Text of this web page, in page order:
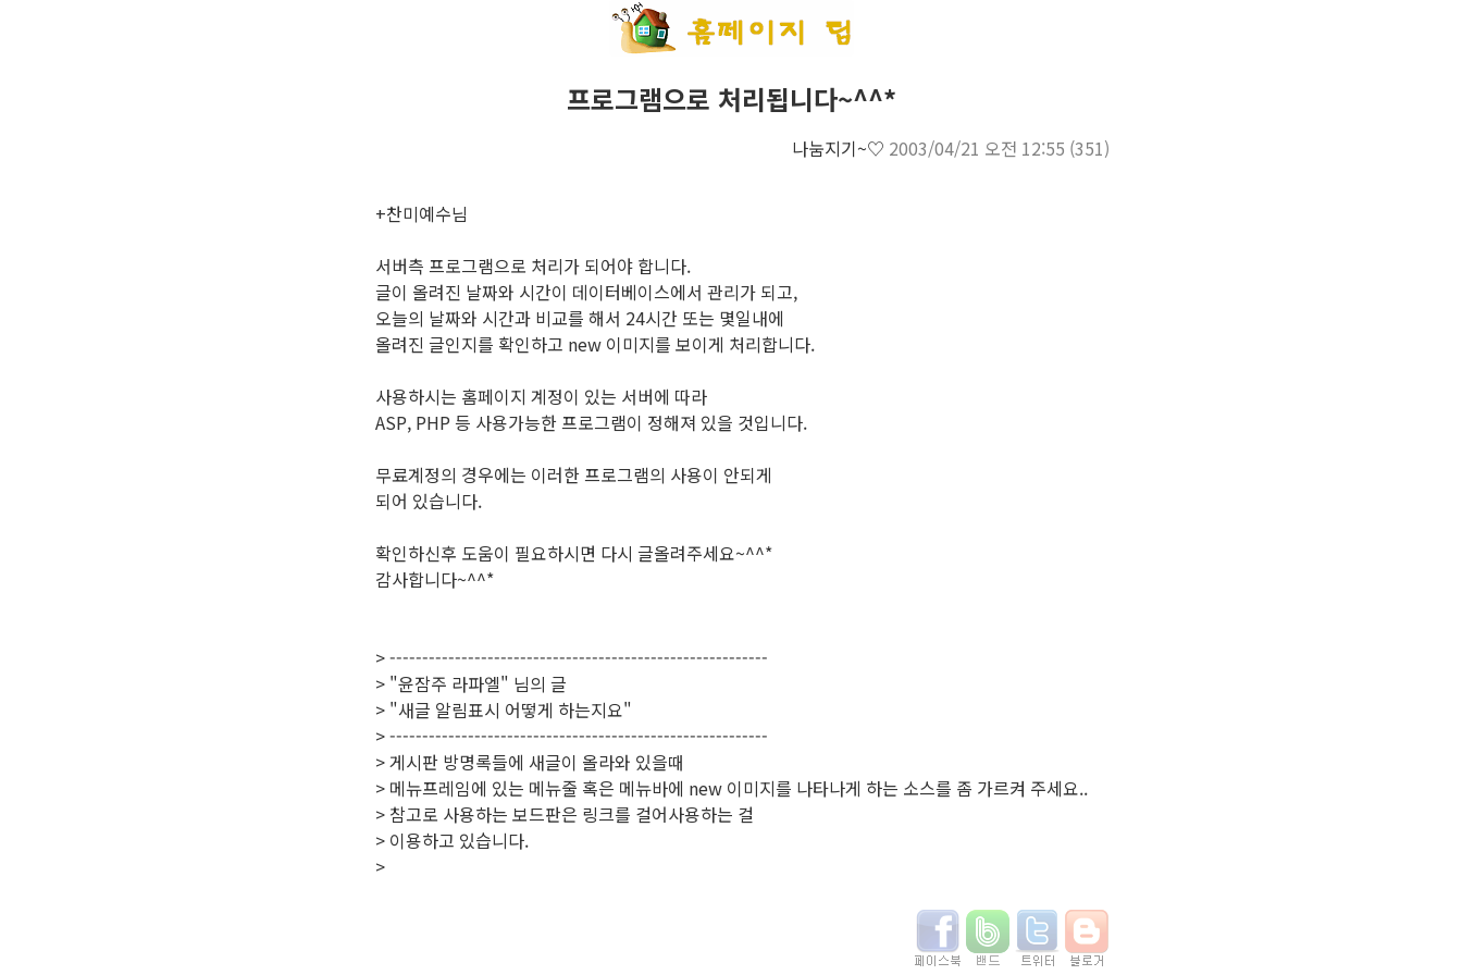
프로그램으로 처리됩니다~^^*
나눔지기~♡ 2003/04/21 오전 12:55 (351)
+찬미예수님
서버측 프로그램으로 처리가 되어야 합니다.
글이 올려진 날짜와 시간이 데이터베이스에서 관리가 되고,
오늘의 날짜와 시간과 비교를 해서 24시간 또는 몇일내에
올려진 글인지를 확인하고 new 이미지를 보이게 처리합니다.
사용하시는 홈페이지 계정이 있는 서버에 따라
ASP, PHP 등 사용가능한 프로그램이 정해져 있을 것입니다.
무료계정의 경우에는 이러한 프로그램의 사용이 안되게
되어 있습니다.
확인하신후 도움이 필요하시면 다시 글올려주세요~^^*
감사합니다~^^*
> ----------------------------------------------------------
> "윤잠주 라파엘" 님의 글
> "새글 알림표시 어떻게 하는지요"
> ----------------------------------------------------------
> 게시판 방명록들에 새글이 올라와 있을때
> 메뉴프레임에 있는 메뉴줄 혹은 메뉴바에 new 이미지를 나타나게 하는 소스를 좀 가르켜 주세요..
> 참고로 사용하는 보드판은 링크를 걸어사용하는 걸
> 이용하고 있습니다.
>